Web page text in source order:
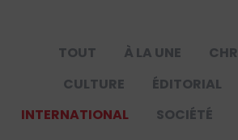
TOUT À LA UNE
CULTURE
ÉDITORIAL
INTERNATIONAL
SOCIÉTÉ